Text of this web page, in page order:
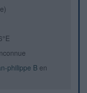
philippe B en